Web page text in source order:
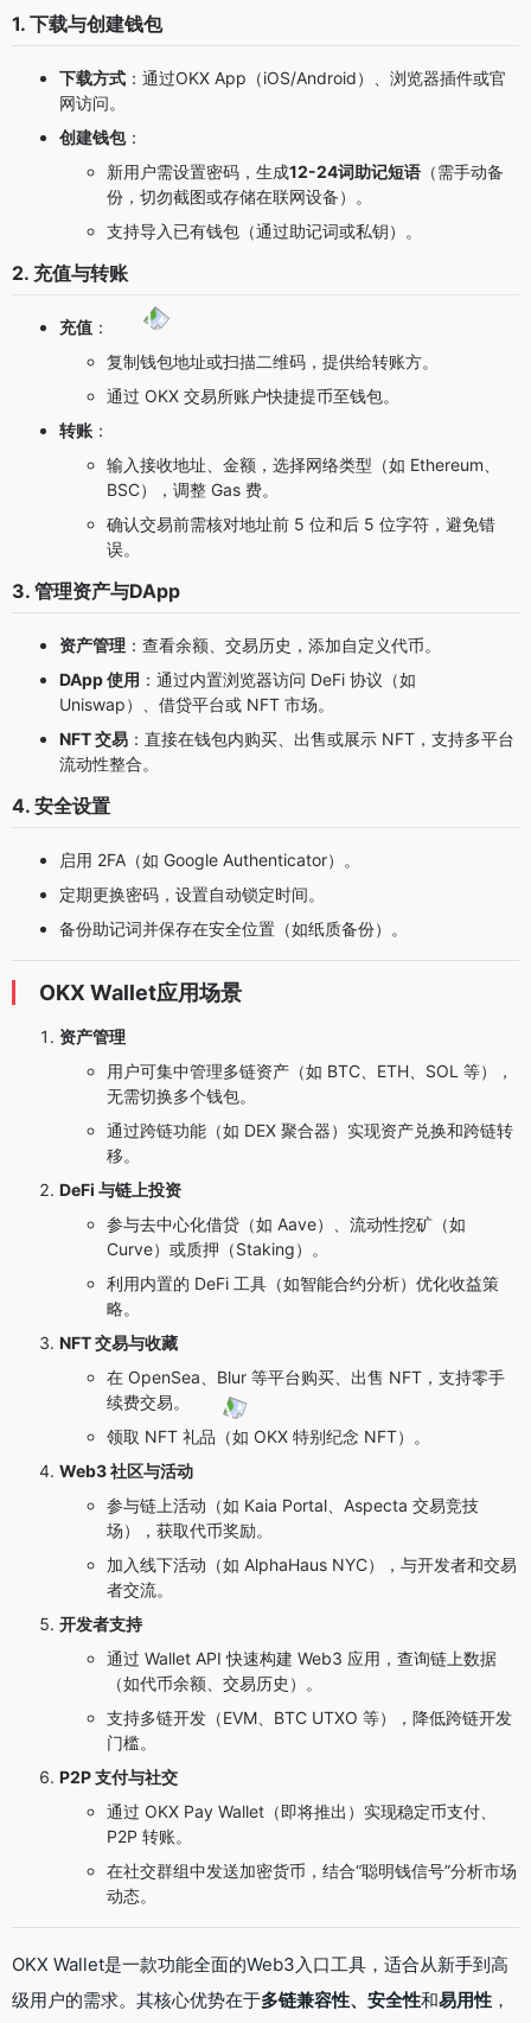
1. 下载与创建钱包
下载方式 ：通过OKX App（iOS/Android）、浏览器插件或官
网访问。
创建钱包：
新用户需设置密码，生成12-24词助记短语 （需手动备
份，切勿截图或存储在联网设备）。
支持导入已有钱包（通过助记词或私钥）。
2. 充值与转账
充值 ：
复制钱包地址或扫描二维码，提供给转账方。
通过 OKX 交易所账户快捷提币至钱包。
转账 ：
输入接收地址、金额，选择网络类型（如 Ethereum、
BSC），调整 Gas 费。
确认交易前需核对地址前 5 位和后 5 位字符，避免错
误。
3. 管理资产与DApp
资产管理 ：查看余额、交易历史，添加自定义代币。
DApp 使用 ：通过内置浏览器访问 DeFi 协议（如
Uniswap）、借贷平台或 NFT 市场。
NFT 交易 ：直接在钱包内购买、出售或展示 NFT，支持多平台
流动性整合。
4. 安全设置
启用 2FA（如 Google Authenticator）。
定期更换密码，设置自动锁定时间。
备份助记词并保存在安全位置（如纸质备份）。
OKX Wallet应用场景
资产管理
用户可集中管理多链资产（如 BTC、ETH、SOL 等），
无需切换多个钱包。
通过跨链功能（如 DEX 聚合器）实现资产兑换和跨链转
移。
DeFi 与链上投资
参与去中心化借贷（如 Aave）、流动性挖矿（如
Curve）或质押（Staking）。
利用内置的 DeFi 工具（如智能合约分析）优化收益策
略。
NFT 交易与收藏
在 OpenSea、Blur 等平台购买、出售 NFT，支持零手
续费交易。
领取 NFT 礼品（如 OKX 特别纪念 NFT）。
Web3 社区与活动
参与链上活动（如 Kaia Portal、Aspecta 交易竞技
场），获取代币奖励。
加入线下活动（如 AlphaHaus NYC），与开发者和交易
者交流。
开发者支持
通过 Wallet API 快速构建 Web3 应用，查询链上数据
（如代币余额、交易历史）。
支持多链开发（EVM、BTC UTXO 等），降低跨链开发
门槛。
P2P 支付与社交
通过 OKX Pay Wallet（即将推出）实现稳定币支付、
P2P 转账。
在社交群组中发送加密货币，结合“聪明钱信号”分析市场
动态。
OKX Wallet是一款功能全面的Web3入口工具，适合从新手到高
级用户的需求。其核心优势在于多链兼容性、安全性和易用性 ，